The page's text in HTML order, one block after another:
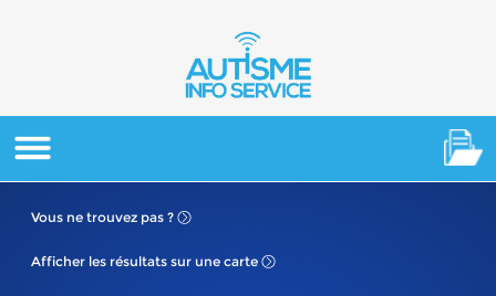
Vous ne trouvez pas ?
Afficher les résultats sur une carte